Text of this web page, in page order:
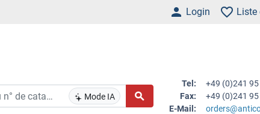
Login Liste
Mode IA
Tel:
+49 (0)241
Fax:
+49 (0)241
E-Mail: